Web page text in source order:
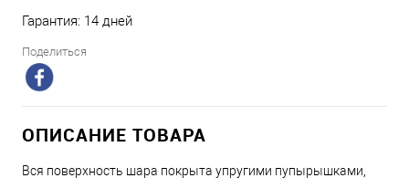
Гарантия: 14 дней
Поделиться
ОПИСАНИЕ ТОВАРА
Вся поверхность шара покрыта упругими пупырышками,